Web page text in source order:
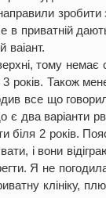
в приватній
ваіант.
тому немає
3 років. Також
все що
два варіанти
біля 2 років.
і вони
Я не
клініку,